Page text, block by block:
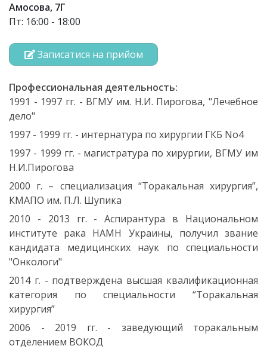
Амосова, 7Г
Пт: 16:00 - 18:00
Записатися на прийом
Профессиональная деятельность:
1991 - 1997 гг. - ВГМУ им. Н.И. Пирогова, "Лечебное
дело"
1997 - 1999 гг. - интернатура по хирургии ГКБ No4
1997 - 1999 гг. - магистратура по хирургии, ВГМУ им
Н.И.Пирогова
2000 г. – специализация “Торакальная хирургия”,
КМАПО им. П.Л. Шупика
2010 - 2013 гг. - Аспирантура в Национальном
институте рака НАМН Украины, получил звание
кандидата медицинских наук по специальности
"Онкологи"
2014 г. - подтверждена высшая квалификационная
категория по специальности “Торакальная
хирургия”
2006 - 2019 гг. - заведующий торакальным
отделением ВОКОД